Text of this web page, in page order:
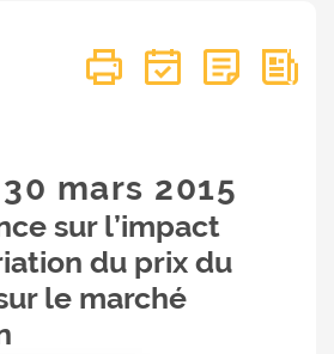
mars 2015
sur l’impact
du prix du
le marché